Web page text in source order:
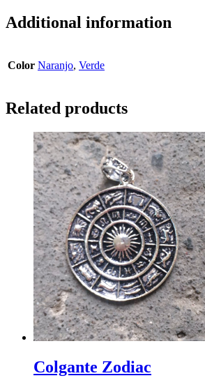
Additional information
Color Naranjo, Verde
Related products
Colgante Zodiac